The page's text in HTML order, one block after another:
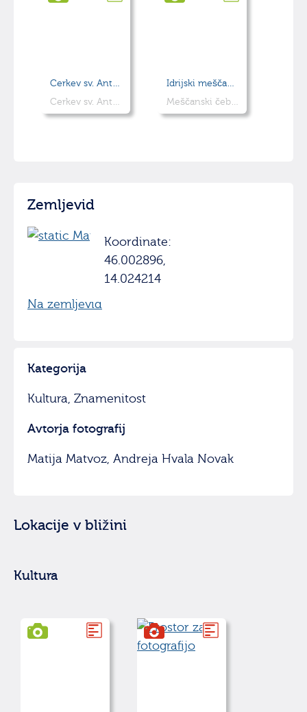
Cerkev sv. Antona Padovanskega
Cerkev sv. Antona Padovanskega na Rožnem hribu v Idriji je eden izmed prvih prizorov, ki jih vidi obiskovalec, ko pride do mesta.
Idrijski meščanski čebelnjak
Meščanski čebelnjak iz leta 1925, obnovljen leta 2013.
Zemljevid
Koordinate:
46.002896,
14.024214
Na zemljevid
Kategorija
Kultura, Znamenitost
Avtorja fotografij
Matija Matvoz, Andreja Hvala Novak
Lokacije v bližini
Kultura